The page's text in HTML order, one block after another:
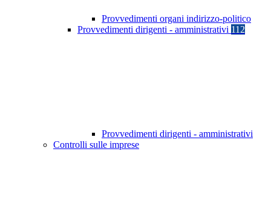
Provvedimenti organi indirizzo-politico
Provvedimenti dirigenti - amministrativi 112
Provvedimenti dirigenti - amministrativi
Controlli sulle imprese